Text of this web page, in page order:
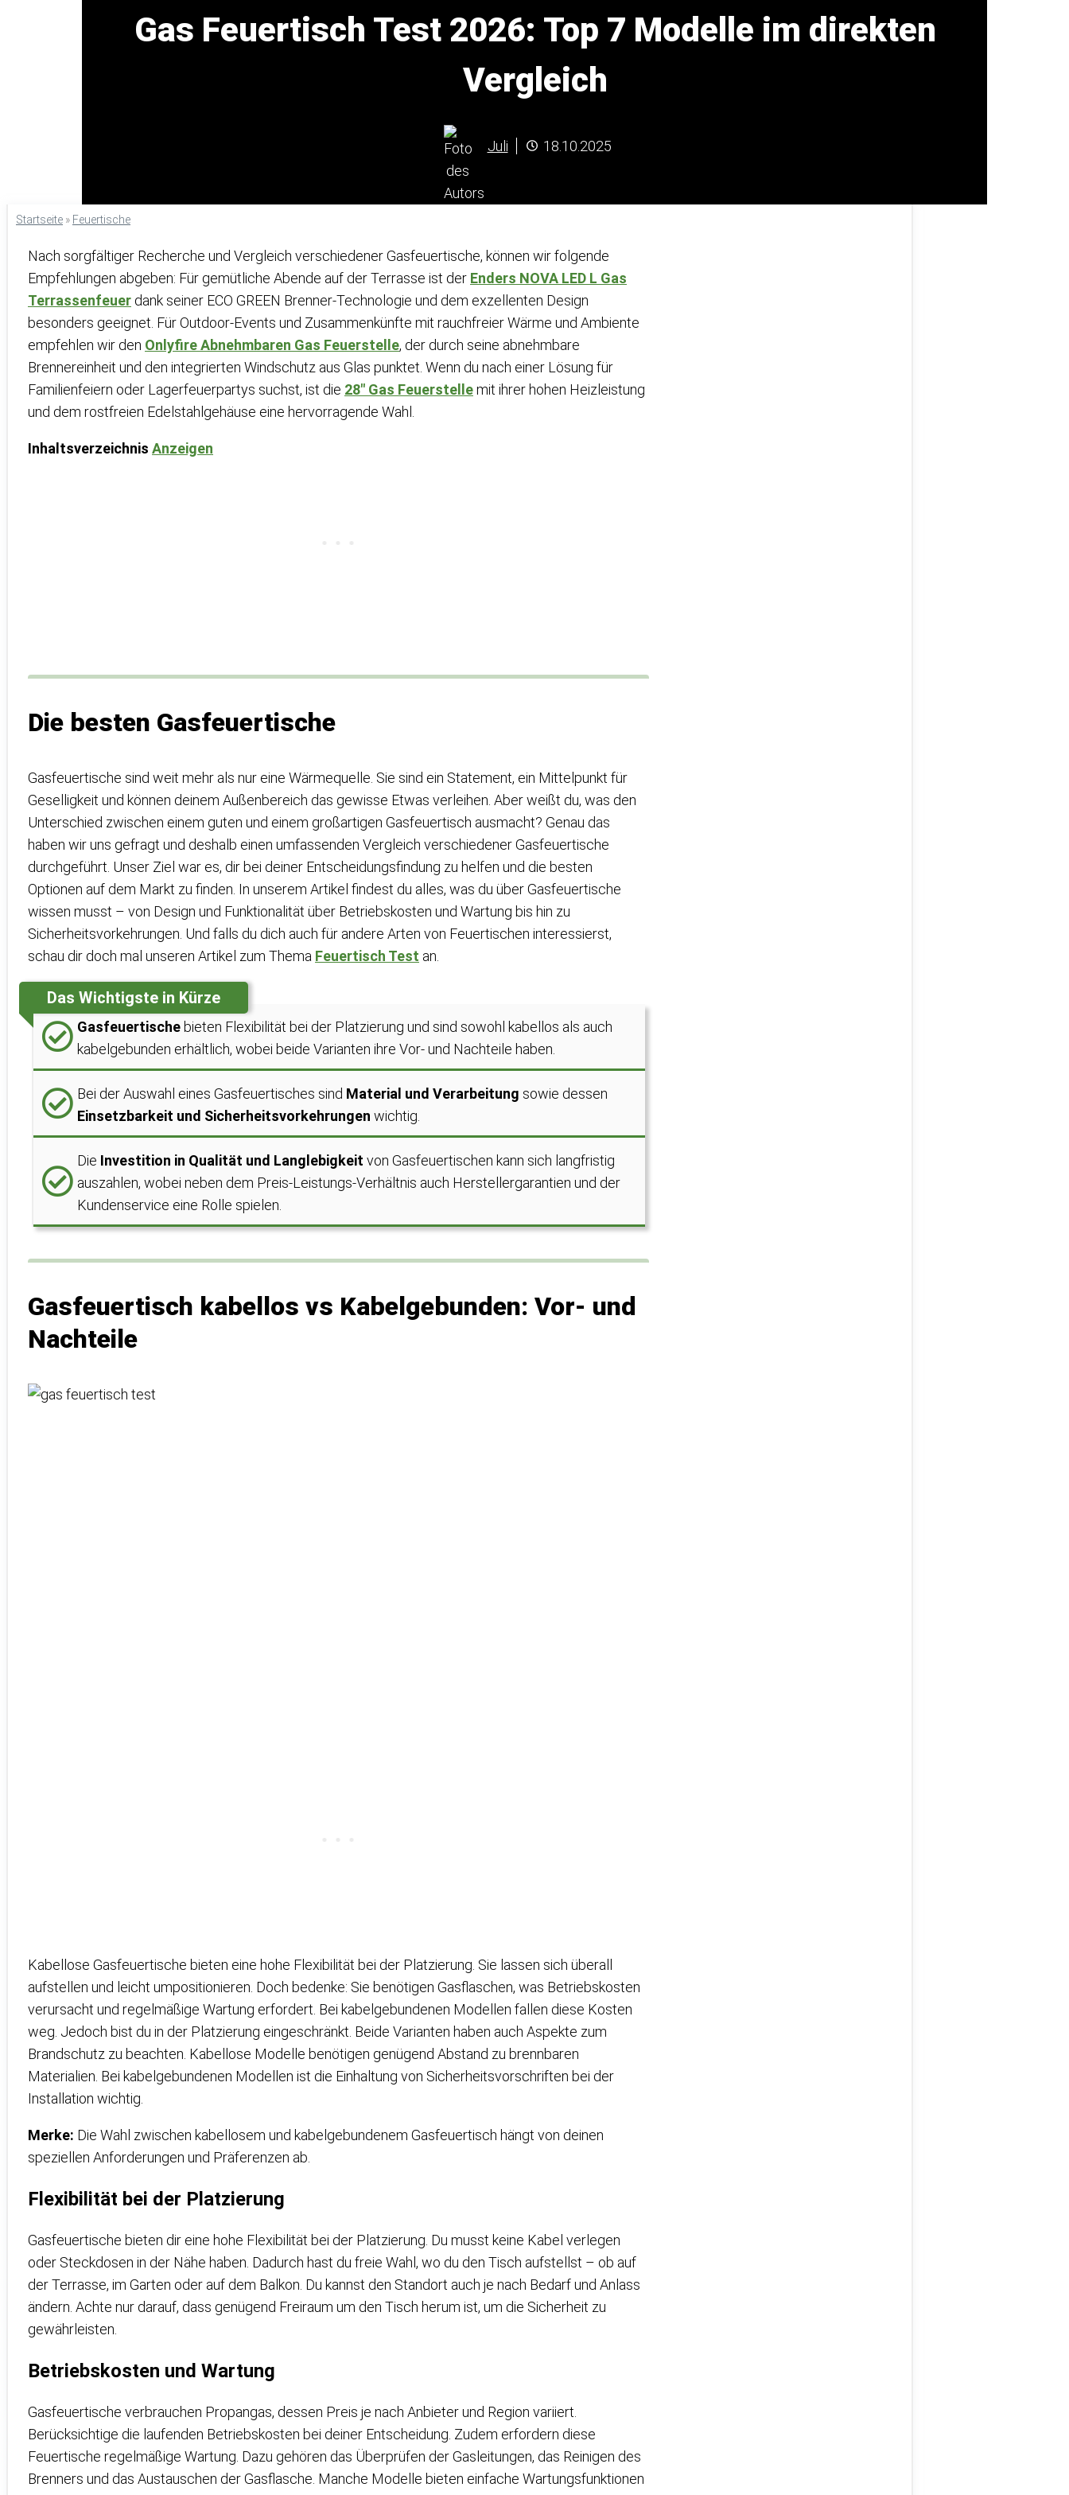
Gas Feuertisch Test 2026: Top 7 Modelle im direkten
Vergleich
Juli 18.10.2025
Startseite » Feuertische
Nach sorgfältiger Recherche und Vergleich verschiedener Gasfeuertische, können wir folgende
Empfehlungen abgeben: Für gemütliche Abende auf der Terrasse ist der Enders NOVA LED L Gas
Terrassenfeuer dank seiner ECO GREEN Brenner-Technologie und dem exzellenten Design
besonders geeignet. Für Outdoor-Events und Zusammenkünfte mit rauchfreier Wärme und Ambiente
empfehlen wir den Onlyfire Abnehmbaren Gas Feuerstelle, der durch seine abnehmbare
Brennereinheit und den integrierten Windschutz aus Glas punktet. Wenn du nach einer Lösung für
Familienfeiern oder Lagerfeuerpartys suchst, ist die 28″ Gas Feuerstellemit ihrer hohen Heizleistung
und dem rostfreien Edelstahlgehäuse eine hervorragende Wahl.
Inhaltsverzeichnis Anzeigen
Die besten Gasfeuertische
Gasfeuertische sind weit mehr als nur eine Wärmequelle. Sie sind ein Statement, ein Mittelpunkt für
Geselligkeit und können deinem Außenbereich das gewisse Etwas verleihen. Aber weißt du, was den
Unterschied zwischen einem guten und einem großartigen Gasfeuertisch ausmacht? Genau das
haben wir uns gefragt und deshalb einen umfassenden Vergleich verschiedener Gasfeuertische
durchgeführt. Unser Ziel war es, dir bei deiner Entscheidungsfindung zu helfen und die besten
Optionen auf dem Markt zu finden. In unserem Artikel findest du alles, was du über Gasfeuertische
wissen musst – von Design und Funktionalität über Betriebskosten und Wartung bis hin zu
Sicherheitsvorkehrungen. Und falls du dich auch für andere Arten von Feuertischen interessierst,
schau dir doch mal unseren Artikel zum Thema Feuertisch Test an.
Das Wichtigste in Kürze
Gasfeuertische bieten Flexibilität bei der Platzierung und sind sowohl kabellos als auch
kabelgebunden erhältlich, wobei beide Varianten ihre Vor- und Nachteile haben.
Bei der Auswahl eines Gasfeuertisches sind Material und Verarbeitung sowie dessen
Einsetzbarkeit und Sicherheitsvorkehrungen wichtig.
Die Investition in Qualität und Langlebigkeit von Gasfeuertischen kann sich langfristig
auszahlen, wobei neben dem Preis-Leistungs-Verhältnis auch Herstellergarantien und der
Kundenservice eine Rolle spielen.
Gasfeuertisch kabellos vs Kabelgebunden: Vor- und
Nachteile
Kabellose Gasfeuertische bieten eine hohe Flexibilität bei der Platzierung. Sie lassen sich überall
aufstellen und leicht umpositionieren. Doch bedenke: Sie benötigen Gasflaschen, was Betriebskosten
verursacht und regelmäßige Wartung erfordert. Bei kabelgebundenen Modellen fallen diese Kosten
weg. Jedoch bist du in der Platzierung eingeschränkt. Beide Varianten haben auch Aspekte zum
Brandschutz zu beachten. Kabellose Modelle benötigen genügend Abstand zu brennbaren
Materialien. Bei kabelgebundenen Modellen ist die Einhaltung von Sicherheitsvorschriften bei der
Installation wichtig.
Merke: Die Wahl zwischen kabellosem und kabelgebundenem Gasfeuertisch hängt von deinen
speziellen Anforderungen und Präferenzen ab.
Flexibilität bei der Platzierung
Gasfeuertische bieten dir eine hohe Flexibilität bei der Platzierung. Du musst keine Kabel verlegen
oder Steckdosen in der Nähe haben. Dadurch hast du freie Wahl, wo du den Tisch aufstellst – ob auf
der Terrasse, im Garten oder auf dem Balkon. Du kannst den Standort auch je nach Bedarf und Anlass
ändern. Achte nur darauf, dass genügend Freiraum um den Tisch herum ist, um die Sicherheit zu
gewährleisten.
Betriebskosten und Wartung
Gasfeuertische verbrauchen Propangas, dessen Preis je nach Anbieter und Region variiert.
Berücksichtige die laufenden Betriebskosten bei deiner Entscheidung. Zudem erfordern diese
Feuertische regelmäßige Wartung. Dazu gehören das Überprüfen der Gasleitungen, das Reinigen des
Brenners und das Austauschen der Gasflasche. Manche Modelle bieten einfache Wartungsfunktionen